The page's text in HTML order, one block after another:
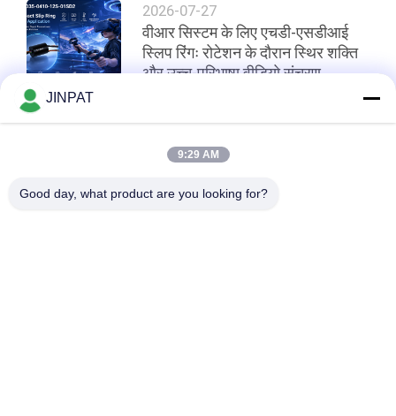
2026-07-27
वीआर सिस्टम के लिए एचडी-एसडीआई
स्लिप रिंगः रोटेशन के दौरान स्थिर शक्ति
और उच्च-परिभाषा वीडियो संचरण
शीर्ष
JINPAT
9:29 AM
Good day, what product are you looking for?